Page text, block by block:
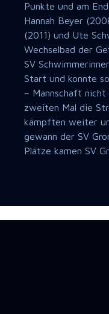
Punkte und am
Hannah Beyer
(2011) und Ute
Wechselbad der
SV
Start und konnte
– Mannschaft
zweiten Mal die
kämpften weiter
gewann der SV
Plätze kamen SV